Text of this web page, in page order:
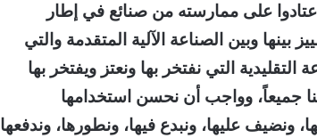
على ممارسته من صنائع في إطار
بينها وبين الصناعة الآلية المتقدمة والتي
التي نفتخر بها ونعتز ويفتخر بها
جميعاً، وواجب أن نحسن استخدامها
ونضيف عليها، ونبدع فيها، ونطورها، وندفعها